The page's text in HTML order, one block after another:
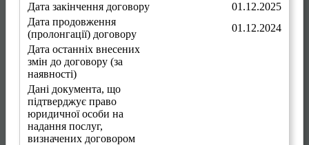
Дата закінчення договору
01.12.2025
Дата продовження
(пролонгації) договору
01.12.2024
Дата останніх внесених
змін до договору (за
наявності)
Дані документа, що
підтверджує право
юридичної особи на
надання послуг,
визначених договором